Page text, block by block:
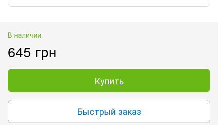
В наличии
645 грн
Купить
Быстрый заказ